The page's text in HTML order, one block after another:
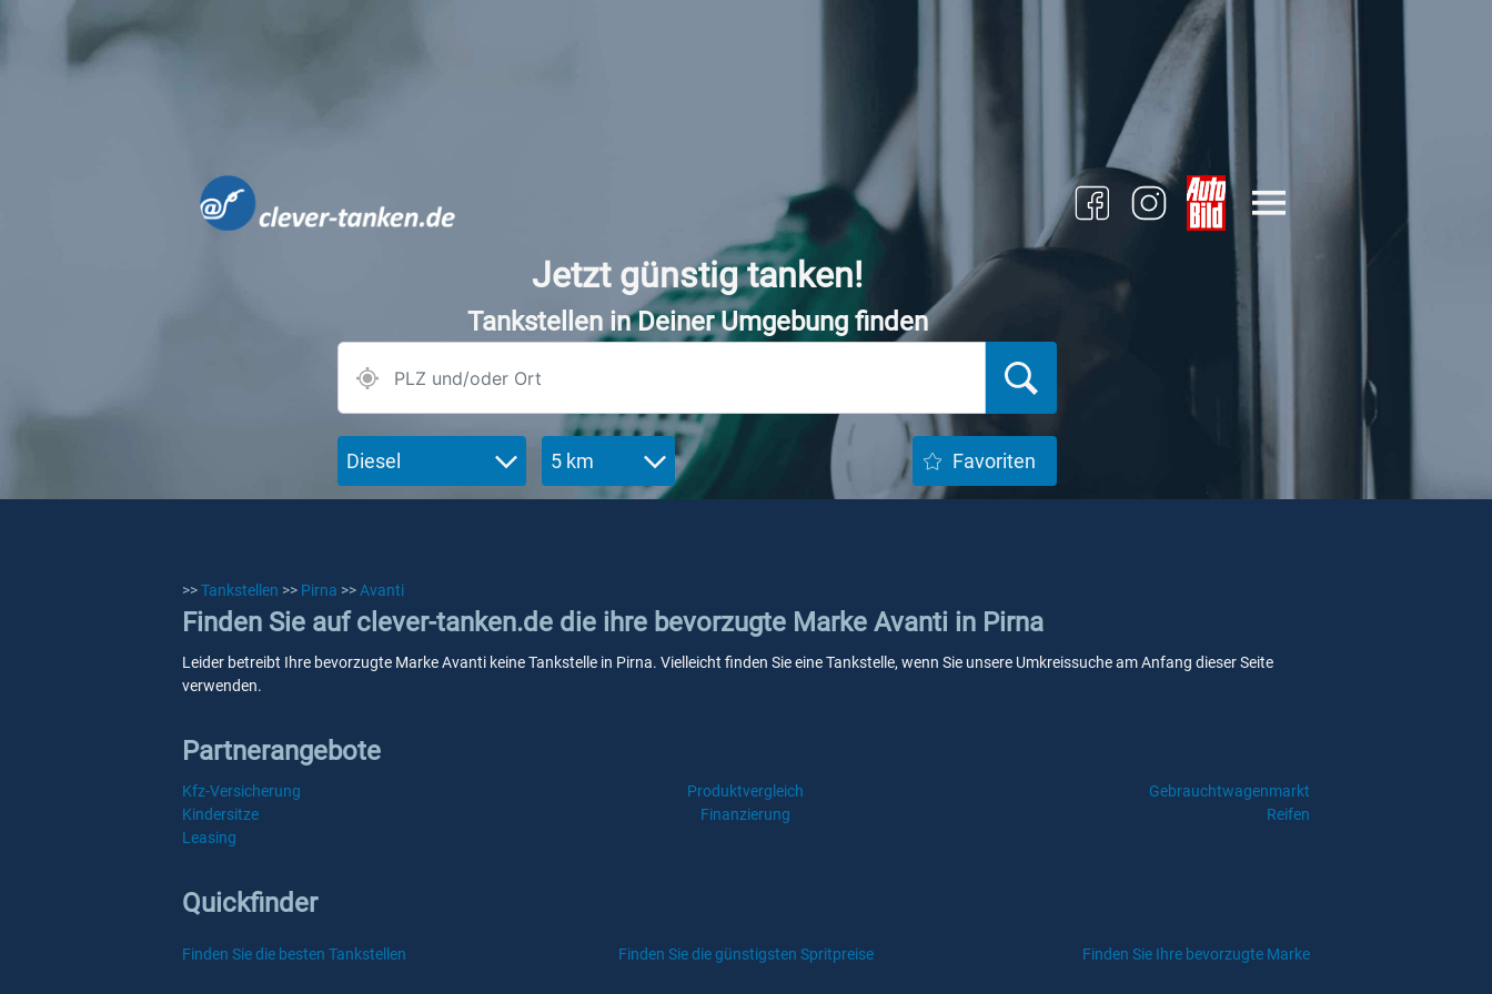
Jetzt günstig tanken!
Tankstellen in Deiner Umgebung finden
Diesel 5 km Favoriten
>>Tankstellen >> Pirna >>Avanti
Finden Sie auf clever-tanken.de die ihre bevorzugte Marke Avanti in Pirna
Leider betreibt Ihre bevorzugte Marke Avanti keine Tankstelle in Pirna. Vielleicht finden Sie eine Tankstelle, wenn Sie unsere Umkreissuche am Anfang dieser Seite
verwenden.
Partnerangebote
Kfz-Versicherung Produktvergleich
Gebrauchtwagenmarkt
Kindersitze
Finanzierung
Reifen
Leasing
Quickfinder
Finden Sie die besten Tankstellen Finden Sie die günstigsten Spritpreise Finden Sie Ihre bevorzugte Marke